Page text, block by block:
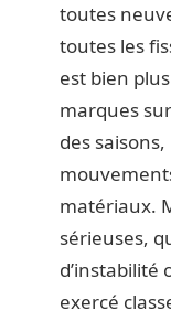
toutes
toutes les
est bien
marques
des
matériaux.
sérieuses,
d’instabilité
exercé